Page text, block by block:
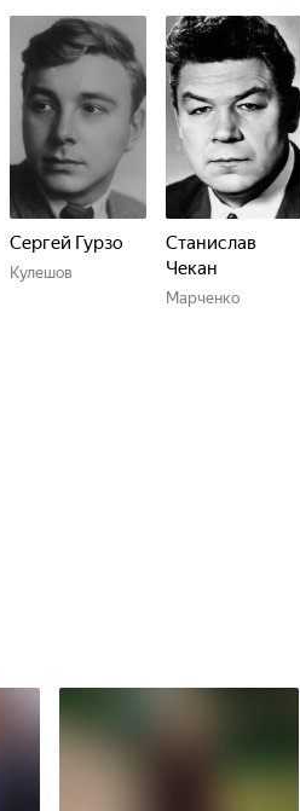
Сергей Гурзо
Кулешов
Станислав
Чекан
Марченко